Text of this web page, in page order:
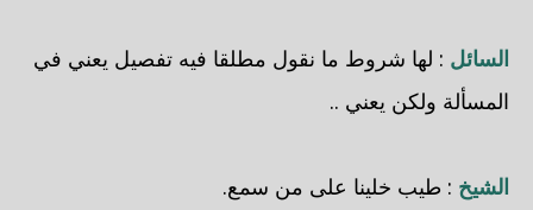
السائل : لها شروط ما نقول مطلقا فيه تفصيل يعني في
المسألة ولكن يعني ..
الشيخ : طيب خلينا على من سمع.